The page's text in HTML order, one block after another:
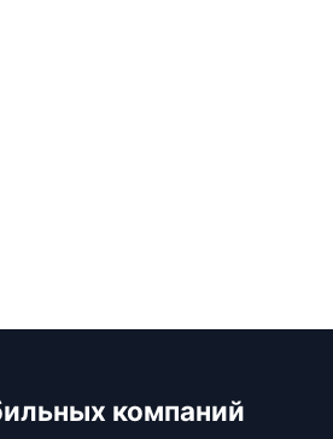
компаний